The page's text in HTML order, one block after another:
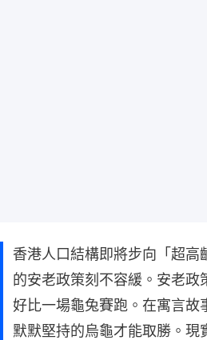
香港人口結構即將步向「超高
的安老政策刻不容緩。安老政
好比一場龜兔賽跑。在寓言故
默默堅持的烏龜才能取勝。現